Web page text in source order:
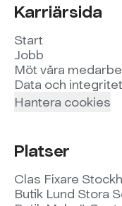
Karriärsida
Start
Jobb
Möt våra
Data och integritet
Hantera cookies
Platser
Clas Fixare
Butik Lund Stora